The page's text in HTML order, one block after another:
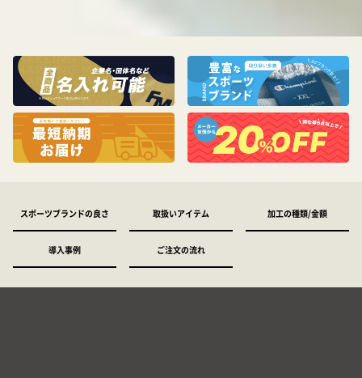
スポーツブランドの良さ 取扱いアイテム 加工の種類/金額
導入事例 ご注文の流れ